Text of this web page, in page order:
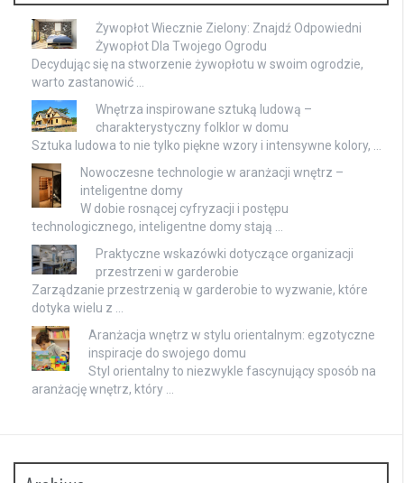
Żywopłot Wiecznie Zielony: Znajdź Odpowiedni
Żywopłot Dla Twojego Ogrodu
Decydując się na stworzenie żywopłotu w swoim ogrodzie,
warto zastanowić …
Wnętrza inspirowane sztuką ludową –
charakterystyczny folklor w domu
Sztuka ludowa to nie tylko piękne wzory i intensywne kolory, …
Nowoczesne technologie w aranżacji wnętrz –
inteligentne domy
W dobie rosnącej cyfryzacji i postępu
technologicznego, inteligentne domy stają …
Praktyczne wskazówki dotyczące organizacji
przestrzeni w garderobie
Zarządzanie przestrzenią w garderobie to wyzwanie, które
dotyka wielu z …
Aranżacja wnętrz w stylu orientalnym: egzotyczne
inspiracje do swojego domu
Styl orientalny to niezwykle fascynujący sposób na
aranżację wnętrz, który …